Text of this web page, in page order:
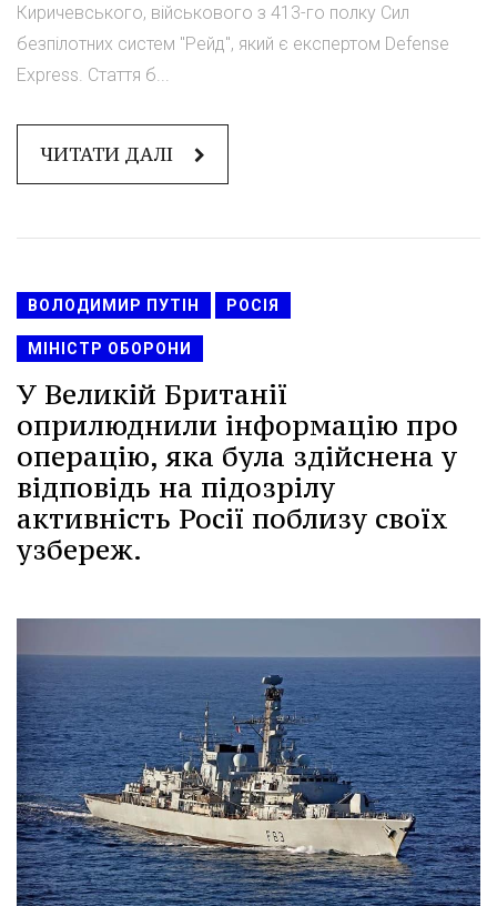
Киричевського, військового з 413-го полку Сил
безпілотних систем "Рейд", який є експертом Defense
Express. Стаття б...
ЧИТАТИ ДАЛІ
ВОЛОДИМИР ПУТІН РОСІЯ
МІНІСТР ОБОРОНИ
У Великій Британії
оприлюднили інформацію про
операцію, яка була здійснена у
відповідь на підозрілу
активність Росії поблизу своїх
узбереж.